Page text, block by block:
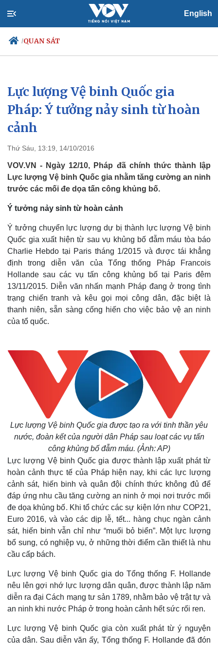
English
/QUAN SÁT
Chính trị
Đảng
Tổ chức nhân sự
Quốc hội
Xã hội
Tin 24h
Dự báo thời tiết
Lực lượng Vệ binh Quốc gia
Pháp: Ý tưởng nảy sinh từ hoàn
cảnh
Thứ Sáu, 13:19, 14/10/2016
VOV.VN - Ngày 12/10, Pháp đã chính thức thành lập
Lực lượng Vệ binh Quốc gia nhằm tăng cường an ninh
trước các mối đe dọa tấn công khủng bố.
Ý tưởng nảy sinh từ hoàn cảnh
Ý tưởng chuyển lực lượng dự bị thành lực lượng Vệ binh
Quốc gia xuất hiện từ sau vụ khủng bố đẫm máu tòa báo
Charlie Hebdo tại Paris tháng 1/2015 và được tái khẳng
định trong diễn văn của Tổng thống Pháp Francois
Hollande sau các vụ tấn công khủng bố tại Paris đêm
13/11/2015. Diễn văn nhấn mạnh Pháp đang ở trong tình
trạng chiến tranh và kêu gọi mọi công dân, đặc biệt là
thanh niên, sẵn sàng cống hiến cho việc bảo vệ an ninh
của tổ quốc.
Lực lượng Vệ binh Quốc gia được tạo ra với tinh thần yêu
nước, đoàn kết của người dân Pháp sau loạt các vụ tấn
công khủng bố đẫm máu. (Ảnh: AP)
Lực lượng Vệ binh Quốc gia được thành lập xuất phát từ
hoàn cảnh thực tế của Pháp hiện nay, khi các lực lượng
cảnh sát, hiến binh và quân đội chính thức không đủ để
đáp ứng nhu cầu tăng cường an ninh ở mọi nơi trước mối
đe dọa khủng bố. Khi tổ chức các sự kiện lớn như COP21,
Euro 2016, và vào các dịp lễ, tết... hàng chục ngàn cảnh
sát, hiến binh vẫn chỉ như “muối bỏ biển”. Một lực lượng
bổ sung, có nghiệp vụ, ở những thời điểm cần thiết là nhu
cầu cấp bách.
Lực lượng Vệ binh Quốc gia do Tổng thống F. Hollande
nêu lên gợi nhớ lực lượng dân quân, được thành lập năm
diễn ra đại Cách mạng tư sản 1789, nhằm bảo vệ trật tự và
an ninh khi nước Pháp ở trong hoàn cảnh hết sức rối ren.
Lực lượng Vệ binh Quốc gia còn xuất phát từ ý nguyện
của dân. Sau diễn văn ấy, Tổng thống F. Hollande đã đón